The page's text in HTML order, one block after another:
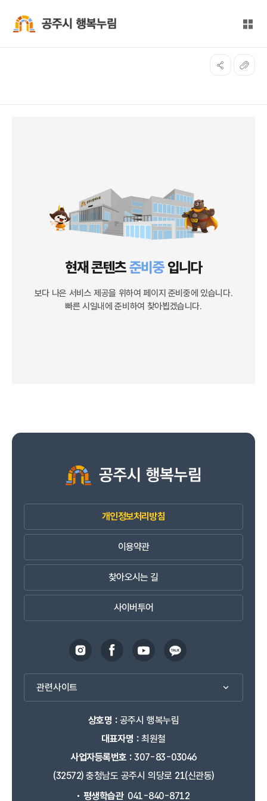
전체
현재 콘텐츠준비중입니다
보다 나은 서비스 제공을 위하여 페이지 준비중에 있습니다.
빠른 시일내에 준비하여 찾아뵙겠습니다.
개인정보처리방침
이용약관
찾아오시는 길
사이버투어
관련사이트
상호명 :공주시 행복누림
대표자명 :최원철
사업자등록번호 :307-83-03046
(32572) 충청남도 공주시 의당로 21(신관동)
평생학습관 041-840-8712